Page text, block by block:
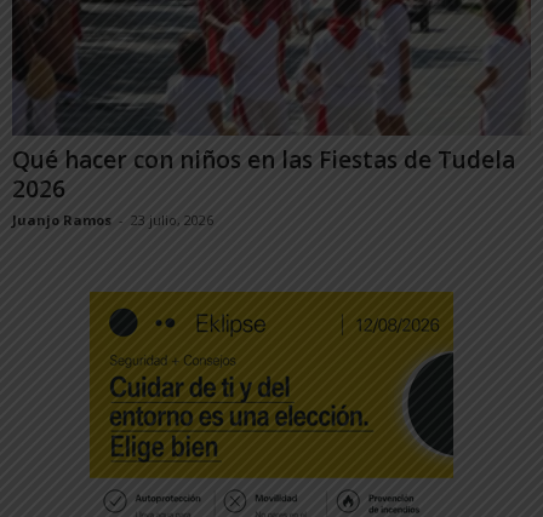
Qué hacer con niños en las Fiestas de Tudela
2026
Juanjo Ramos - 23 julio, 2026